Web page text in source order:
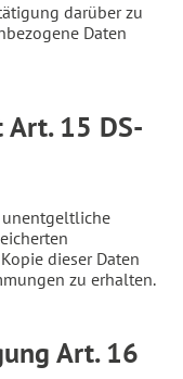
darüber zu
Daten
15 DS-
unentgeltliche
dieser Daten
zu erhalten.
Art. 16